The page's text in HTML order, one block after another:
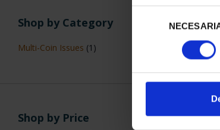
consentimiento
Shop by Category
Multi-Coin Issues (1)
Shop by Price